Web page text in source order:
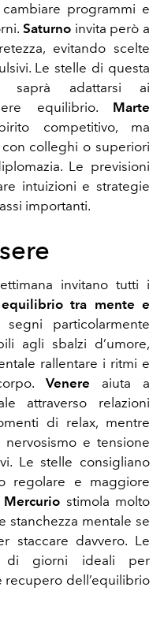
programmi e
Saturno invita però a
evitando scelte
Le stelle di questa
saprà adattarsi ai
equilibrio. Marte
competitivo, ma
colleghi o superiori
Le previsioni
intuizioni e strategie
importanti.
invitano tutti i
tra mente e
particolarmente
agli sbalzi d’umore,
rallentare i ritmi e
Venere aiuta a
attraverso relazioni
di relax, mentre
e tensione
Le stelle consigliano
regolare e maggiore
Mercurio stimola molto
stanchezza mentale se
staccare davvero. Le
di giorni ideali per
dell’equilibrio